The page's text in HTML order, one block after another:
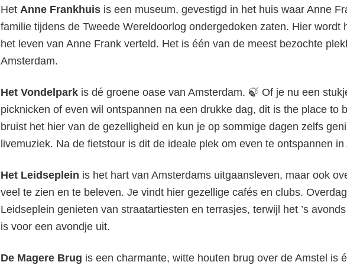
Het Anne Frankhuis is een museum, gevestigd in het huis waar Anne
familie tijdens de Tweede Wereldoorlog ondergedoken zaten. Hier wordt
het leven van Anne Frank verteld. Het is één van de meest bezochte
Amsterdam.
Het Vondelpark is dé groene oase van Amsterdam. 🍃 Of je nu een
picknicken of even wil ontspannen na een drukke dag, dit is the place to
bruist het hier van de gezelligheid en kun je op sommige dagen zelfs
livemuziek. Na de fietstour is dit de ideale plek om even te ontspannen in
Het Leidseplein is het hart van Amsterdams uitgaansleven, maar ook
veel te zien en te beleven. Je vindt hier gezellige cafés en clubs.
Leidseplein genieten van straatartiesten en terrasjes, terwijl het ’s
is voor een avondje uit.
De Magere Brug is een charmante, witte houten brug over de Amstel is